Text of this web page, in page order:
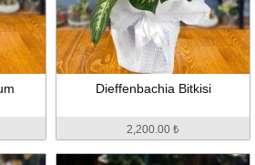
Dieffenbachia Bitkisi
2,200.00 ₺